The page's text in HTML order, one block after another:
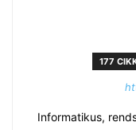
177
Informatikus,